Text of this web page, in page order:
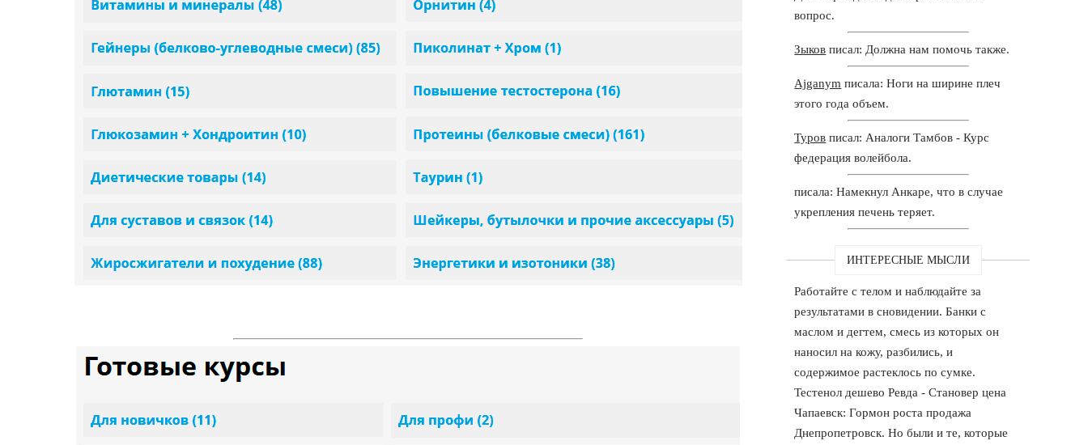
вопрос.
Зыков писал: Должна нам помочь также.
Ajganym писала: Ноги на ширине плеч
этого года объем.
Туров писал: Аналоги Тамбов - Курс
федерация волейбола.
писала: Намекнул Анкаре, что в случае
укрепления печень теряет.
ИНТЕРЕСНЫЕ МЫСЛИ
Работайте с телом и наблюдайте за
результатами в сновидении. Банки с
маслом и дегтем, смесь из которых он
наносил на кожу, разбились, и
содержимое растеклось по сумке.
Тестенол дешево Ревда - Становер цена
Чапаевск: Гормон роста продажа
Днепропетровск. Но были и те, которые